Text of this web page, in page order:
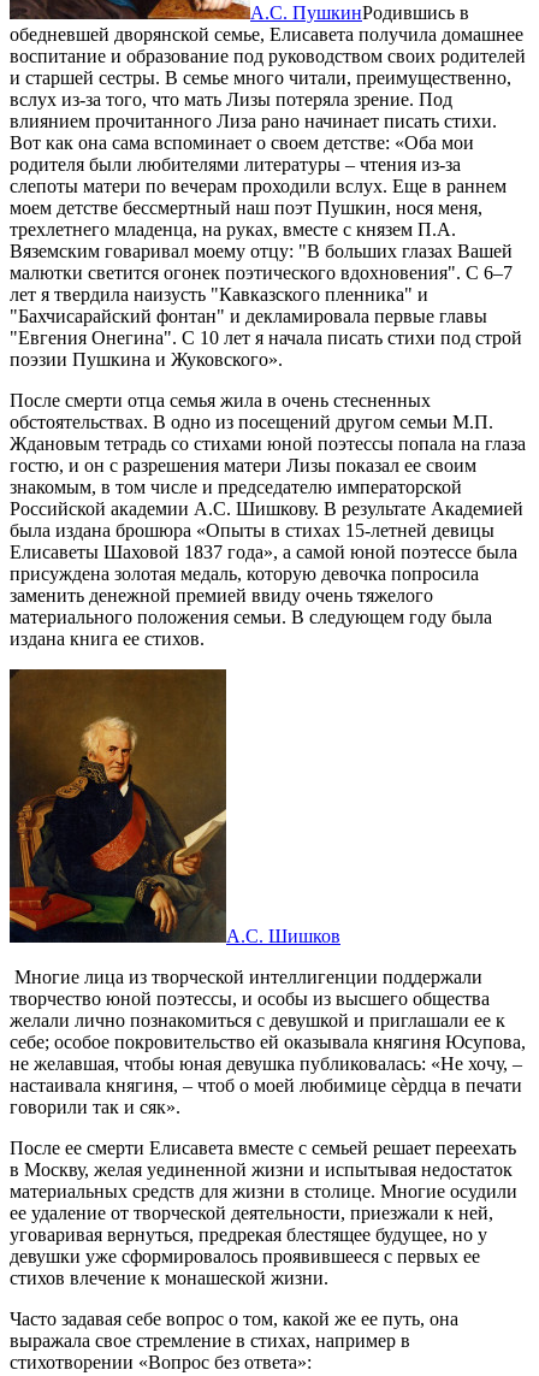
А.С. ПушкинРодившись в
обедневшей дворянской семье, Елисавета получила домашнее
воспитание и образование под руководством своих родителей
и старшей сестры. В семье много читали, преимущественно,
вслух из-за того, что мать Лизы потеряла зрение. Под
влиянием прочитанного Лиза рано начинает писать стихи.
Вот как она сама вспоминает о своем детстве: «Оба мои
родителя были любителями литературы – чтения из-за
слепоты матери по вечерам проходили вслух. Еще в раннем
моем детстве бессмертный наш поэт Пушкин, нося меня,
трехлетнего младенца, на руках, вместе с князем П.А.
Вяземским говаривал моему отцу: "В больших глазах Вашей
малютки светится огонек поэтического вдохновения". С 6–7
лет я твердила наизусть "Кавказского пленника" и
"Бахчисарайский фонтан" и декламировала первые главы
"Евгения Онегина". С 10 лет я начала писать стихи под строй
поэзии Пушкина и Жуковского».
После смерти отца семья жила в очень стесненных
обстоятельствах. В одно из посещений другом семьи М.П.
Ждановым тетрадь со стихами юной поэтессы попала на глаза
гостю, и он с разрешения матери Лизы показал ее своим
знакомым, в том числе и председателю императорской
Российской академии А.С. Шишкову. В результате Академией
была издана брошюра «Опыты в стихах 15-летней девицы
Елисаветы Шаховой 1837 года», а самой юной поэтессе была
присуждена золотая медаль, которую девочка попросила
заменить денежной премией ввиду очень тяжелого
материального положения семьи. В следующем году была
издана книга ее стихов.
А.С. Шишков
Многие лица из творческой интеллигенции поддержали
творчество юной поэтессы, и особы из высшего общества
желали лично познакомиться с девушкой и приглашали ее к
себе; особое покровительство ей оказывала княгиня Юсупова,
не желавшая, чтобы юная девушка публиковалась: «Не хочу, –
настаивала княгиня, – чтоб о моей любимице сèрдца в печати
говорили так и сяк».
После ее смерти Елисавета вместе с семьей решает переехать
в Москву, желая уединенной жизни и испытывая недостаток
материальных средств для жизни в столице. Многие осудили
ее удаление от творческой деятельности, приезжали к ней,
уговаривая вернуться, предрекая блестящее будущее, но у
девушки уже сформировалось проявившееся с первых ее
стихов влечение к монашеской жизни.
Часто задавая себе вопрос о том, какой же ее путь, она
выражала свое стремление в стихах, например в
стихотворении «Вопрос без ответа»: